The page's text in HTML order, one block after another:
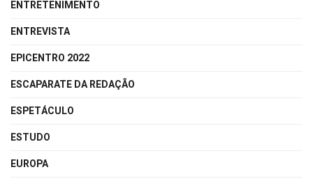
ENTRETENIMENTO
ENTREVISTA
EPICENTRO 2022
ESCAPARATE DA REDAÇÃO
ESPETÁCULO
ESTUDO
EUROPA